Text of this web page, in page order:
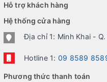
Hỗ trợ khách hàng
Hệ thống cửa hàng
Địa chỉ 1: Minh Khai -
Hotline 1: 09 8589
Phương thức thanh toán